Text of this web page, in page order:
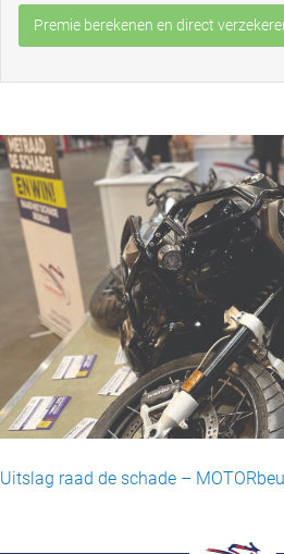
Premie berekenen en direct
Uitslag raad de schade –